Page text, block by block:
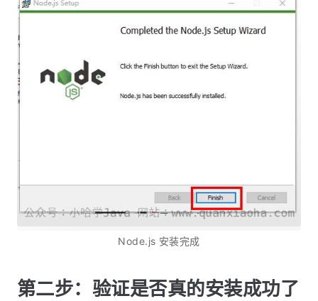
Node.js 安装完成
第二步：验证是否真的安装成功了